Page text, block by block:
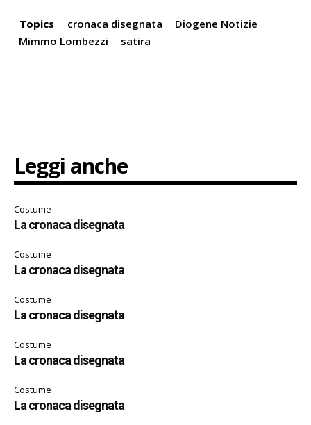
Topics cronaca disegnata
Diogene Notizie
Mimmo Lombezzi
satira
Leggi anche
Costume
La cronaca disegnata
Costume
La cronaca disegnata
Costume
La cronaca disegnata
Costume
La cronaca disegnata
Costume
La cronaca disegnata